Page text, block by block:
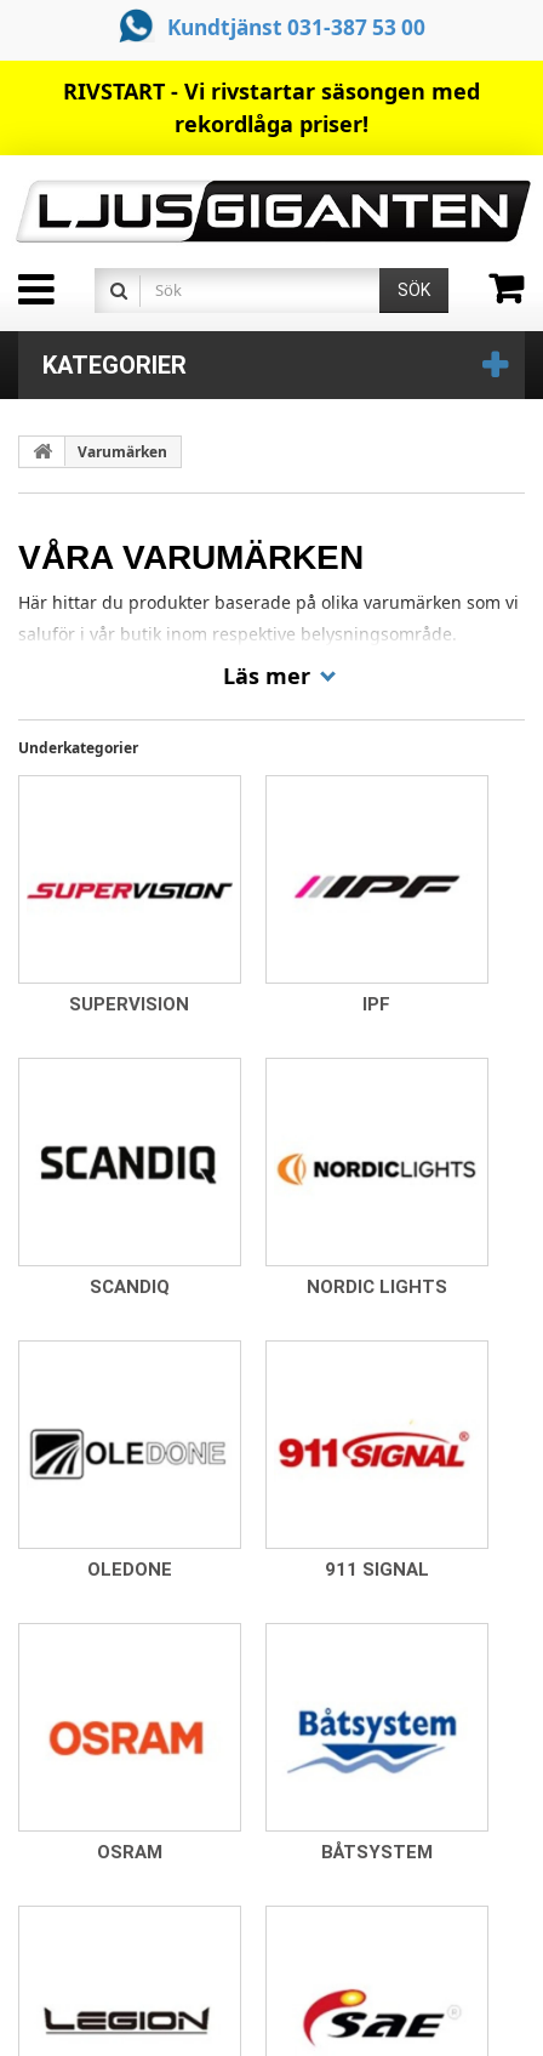
Kundtjänst 031-387 53 00
RIVSTART - Vi rivstartar säsongen med
rekordlåga priser!
SÖK
KATEGORIER
Varumärken
VÅRA VARUMÄRKEN
Här hittar du produkter baserade på olika varumärken som vi
saluför i vår butik inom respektive belysningsområde.
Läs mer
Underkategorier
SUPERVISION IPF
SCANDIQ NORDIC LIGHTS
OLEDONE 911 SIGNAL
OSRAM BÅTSYSTEM